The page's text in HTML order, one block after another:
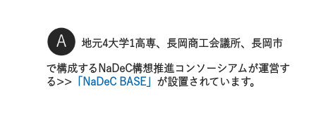
地元4大学1高専、長岡商工会議所、長岡市
で構成するNaDeC構想推進コンソーシアムが運営す
る>> 「NaDeC BASE」 が設置されています。